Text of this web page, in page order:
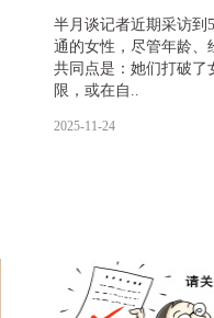
半月谈记者近期采访到
通的女性，尽管年龄、
共同点是：她们打破了
限，或在自..
2025-11-24